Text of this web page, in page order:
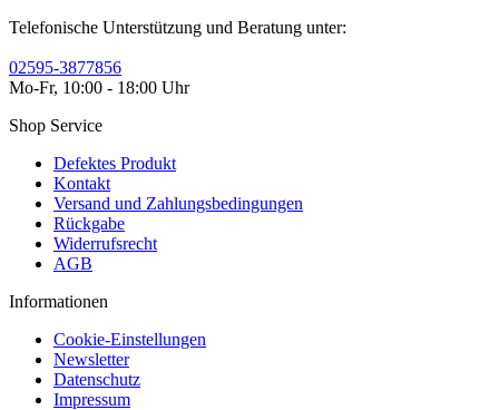
Telefonische Unterstützung und Beratung unter:
02595-3877856
Mo-Fr, 10:00 - 18:00 Uhr
Shop Service
Defektes Produkt
Kontakt
Versand und Zahlungsbedingungen
Rückgabe
Widerrufsrecht
AGB
Informationen
Cookie-Einstellungen
Newsletter
Datenschutz
Impressum